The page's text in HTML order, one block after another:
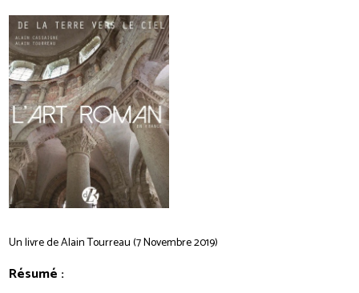
Un livre de Alain Tourreau (7 Novembre 2019)
Résumé :